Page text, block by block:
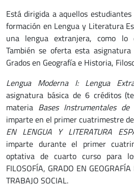
Está dirigida a aquellos
formación en Lengua y Literatura
una lengua extranjera, como lo
También se oferta esta
Grados en Geografía e Historia,
Lengua Moderna I: Lengua
asignatura básica de 6 créditos
materia Bases Instrumentales
imparte en el primer cuatrimestre
EN LENGUA Y LITERATURA
imparte durante el primer
optativa de cuarto curso para
FILOSOFÍA, GRADO EN
TRABAJO SOCIAL.